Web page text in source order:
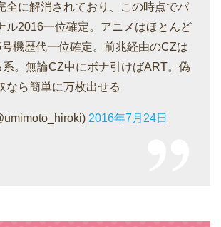
全に解消されており、この時点でパ
ル2016一位確定。アニメはほとんど
機歴代一位確定。前兆経由のCZは
系。無論CZ中にボナ引けばART。偽
なら簡単に万枚出せる
2016年7月24日